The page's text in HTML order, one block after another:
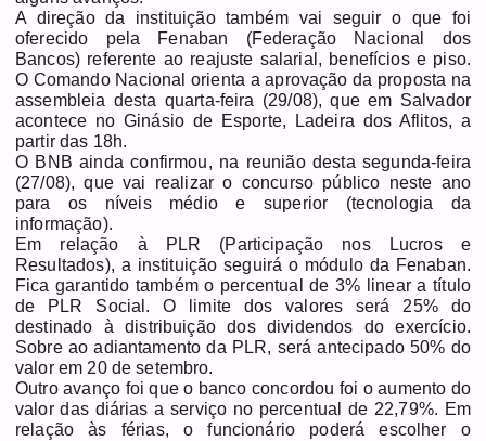
A direção da instituição também vai seguir o que foi
oferecido pela Fenaban (Federação Nacional dos
Bancos) referente ao reajuste salarial, benefícios e piso.
O Comando Nacional orienta a aprovação da proposta na
assembleia desta quarta-feira (29/08), que em Salvador
acontece no Ginásio de Esporte, Ladeira dos Aflitos, a
partir das 18h.
O BNB ainda confirmou, na reunião desta segunda-feira
(27/08), que vai realizar o concurso público neste ano
para os níveis médio e superior (tecnologia da
informação).
Em relação à PLR (Participação nos Lucros e
Resultados), a instituição seguirá o módulo da Fenaban.
Fica garantido também o percentual de 3% linear a título
de PLR Social. O limite dos valores será 25% do
destinado à distribuição dos dividendos do exercício.
Sobre ao adiantamento da PLR, será antecipado 50% do
valor em 20 de setembro.
Outro avanço foi que o banco concordou foi o aumento do
valor das diárias a serviço no percentual de 22,79%. Em
relação às férias, o funcionário poderá escolher o